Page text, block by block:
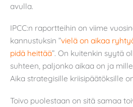
avulla.
IPCC:n raportteihin on viime
kannustuksin ”vielä on aikaa
pidä heittää”. On kuitenkin syytä
suhteen, paljonko aikaa on ja
Aika strategisille kriisipäätöksille
Toivo puolestaan on sitä samaa